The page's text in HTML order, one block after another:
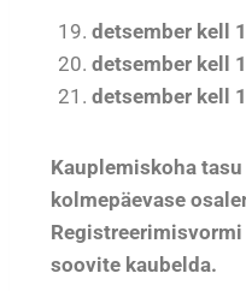
detsember kell
detsember kell
detsember kell
Kauplemiskoha
kolmepäevase
soovite kaubelda.